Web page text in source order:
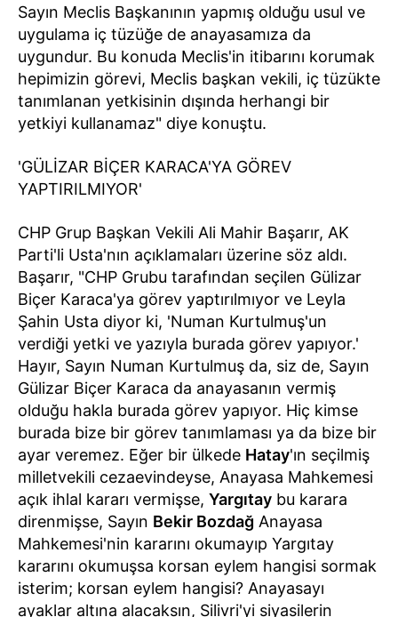
Sayın Meclis Başkanının yapmış olduğu usul ve
uygulama iç tüzüğe de anayasamıza da
uygundur. Bu konuda Meclis'in itibarını korumak
hepimizin görevi, Meclis başkan vekili, iç tüzükte
tanımlanan yetkisinin dışında herhangi bir
yetkiyi kullanamaz" diye konuştu.
'GÜLİZAR BİÇER KARACA'YA GÖREV
YAPTIRILMIYOR'
CHP Grup Başkan Vekili Ali Mahir Başarır, AK
Parti'li Usta'nın açıklamaları üzerine söz aldı.
Başarır, "CHP Grubu tarafından seçilen Gülizar
Biçer Karaca'ya görev yaptırılmıyor ve Leyla
Şahin Usta diyor ki, 'Numan Kurtulmuş'un
verdiği yetki ve yazıyla burada görev yapıyor.'
Hayır, Sayın Numan Kurtulmuş da, siz de, Sayın
Gülizar Biçer Karaca da anayasanın vermiş
olduğu hakla burada görev yapıyor. Hiç kimse
burada bize bir görev tanımlaması ya da bize bir
ayar veremez. Eğer bir ülkede Hatay'ın seçilmiş
milletvekili cezaevindeyse, Anayasa Mahkemesi
açık ihlal kararı vermişse, Yargıtay bu karara
direnmişse, Sayın Bekir Bozdağ Anayasa
Mahkemesi'nin kararını okumayıp Yargıtay
kararını okumuşsa korsan eylem hangisi sormak
isterim; korsan eylem hangisi? Anayasayı
ayaklar altına alacaksın, Silivri'yi siyasilerin